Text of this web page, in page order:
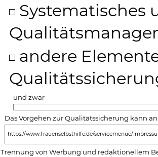
Systematisches
andere
und zwar
Das Vorgehen zur Qualitätssicherung kann
https://www.frauenselbsthilfe.de/servicemenue/
Trennung von Werbung und redaktionellem